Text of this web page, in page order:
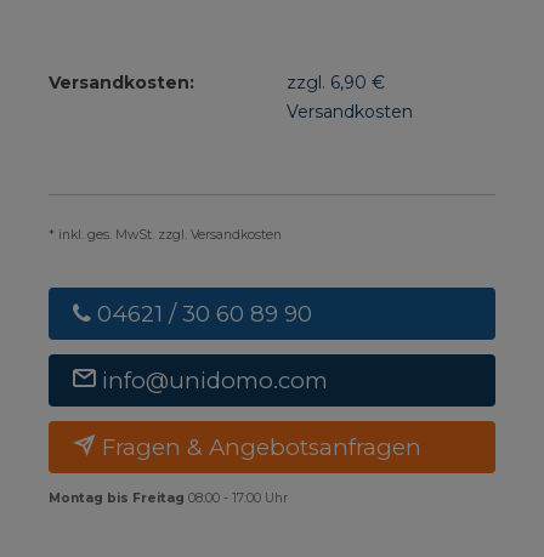
Versandkosten:
zzgl. 6,90 €
Versandkosten
* inkl. ges. MwSt. zzgl. Versandkosten
04621 / 30 60 89 90
info@unidomo.com
Fragen & Angebotsanfragen
Montag bis Freitag 08:00 - 17:00 Uhr